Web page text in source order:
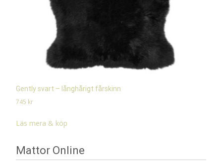
Gently svart – långhårigt fårskinn
745 kr
Läs mera & köp
Mattor Online